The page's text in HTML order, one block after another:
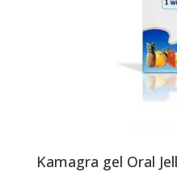
Kamagra gel Oral